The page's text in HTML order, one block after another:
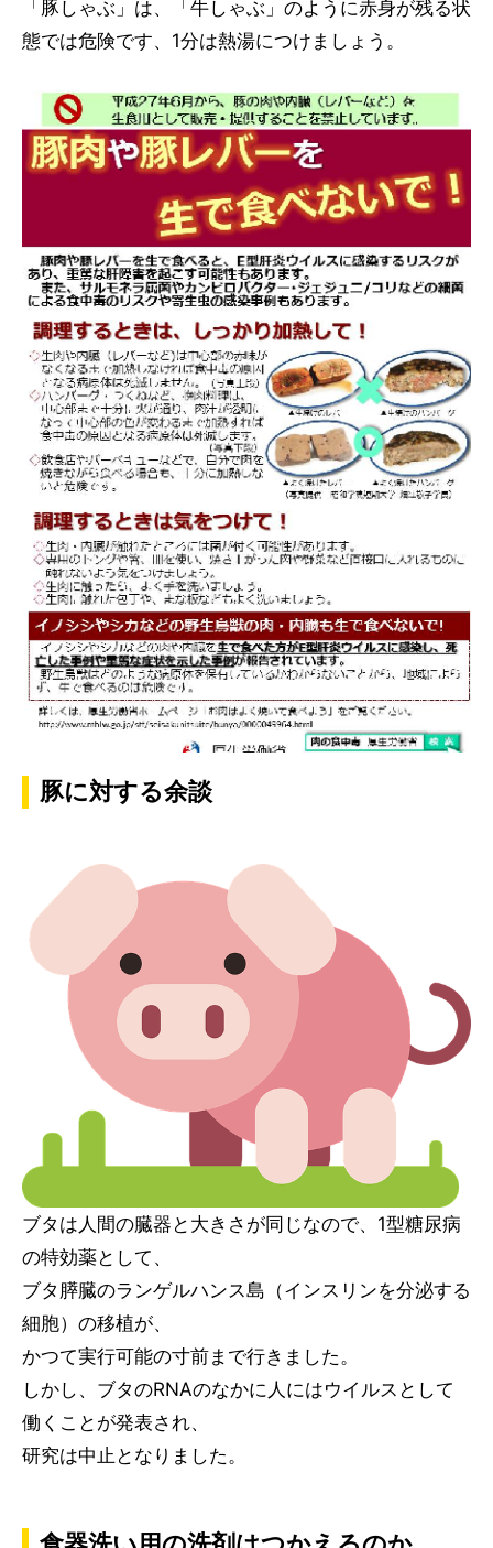
「豚しゃぶ」は、「牛しゃぶ」のように赤身が残る状
態では危険です、1分は熱湯につけましょう。
豚に対する余談
ブタは人間の臓器と大きさが同じなので、1型糖尿病
の特効薬として、
ブタ膵臓のランゲルハンス島（インスリンを分泌する
細胞）の移植が、
かつて実行可能の寸前まで行きました。
しかし、ブタのRNAのなかに人にはウイルスとして
働くことが発表され、
研究は中止となりました。